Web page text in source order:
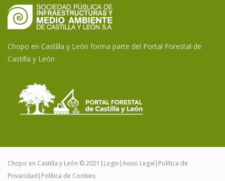
Chopo en Castilla y León forma parte del Portal Forestal de
Castilla y León
Chopo en Castilla y León © 2021| Login |Aviso Legal | Política de
Privacidad | Política de Cookies